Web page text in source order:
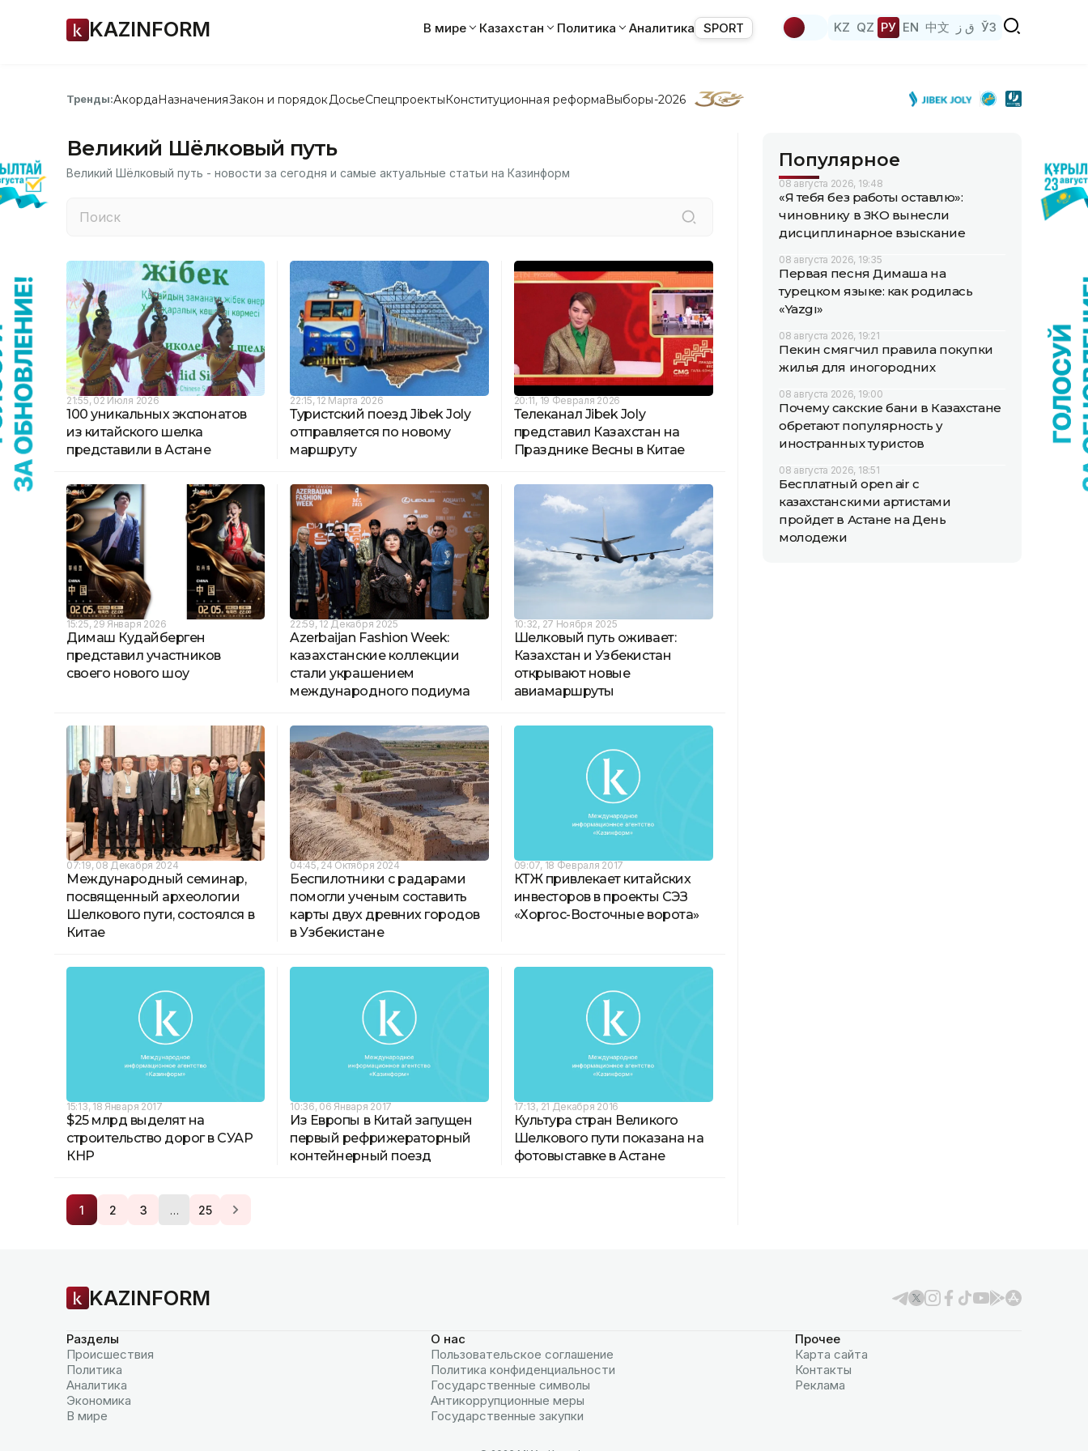
KAZINFORM В мире Казахстан Политика Аналитика SPORT KZ QZ РУ EN 中文 ق ز ЎЗ
Тренды:АкордаНазначенияЗакон и порядок ДосьеСпецпроектыКонституционная реформаВыборы-2026
Великий Шёлковый путь
Великий Шёлковый путь - новости за сегодня и самые актуальные статьи на Казинформ
21:55, 02 Июля 2026
100 уникальных экспонатов
из китайского шелка
представили в Астане
22:15, 12 Марта 2026
Туристский поезд Jibek Joly
отправляется по новому
маршруту
20:11, 19 Февраля 2026
Телеканал Jibek Joly
представил Казахстан на
Празднике Весны в Китае
15:25, 29 Января 2026
Димаш Кудайберген
представил участников
своего нового шоу
22:59, 12 Декабря 2025
Azerbaijan Fashion Week:
казахстанские коллекции
стали украшением
международного подиума
10:32, 27 Ноября 2025
Шелковый путь оживает:
Казахстан и Узбекистан
открывают новые
авиамаршруты
07:19, 08 Декабря 2024
Международный семинар,
посвященный археологии
Шелкового пути, состоялся в
Китае
04:45, 24 Октября 2024
Беспилотники с радарами
помогли ученым составить
карты двух древних городов
в Узбекистане
09:07, 18 Февраля 2017
КТЖ привлекает китайских
инвесторов в проекты СЭЗ
«Хоргос-Восточные ворота»
15:13, 18 Января 2017
$25 млрд выделят на
строительство дорог в СУАР
КНР
10:36, 06 Января 2017
Из Европы в Китай запущен
первый рефрижераторный
контейнерный поезд
17:13, 21 Декабря 2016
Культура стран Великого
Шелкового пути показана на
фотовыставке в Астане
1 2 3 … 25
Популярное
08 августа 2026, 19:48
«Я тебя без работы оставлю»:
чиновнику в ЗКО вынесли
дисциплинарное взыскание
08 августа 2026, 19:35
Первая песня Димаша на
турецком языке: как родилась
«Yazgı»
08 августа 2026, 19:21
Пекин смягчил правила покупки
жилья для иногородних
08 августа 2026, 19:00
Почему сакские бани в Казахстане
обретают популярность у
иностранных туристов
08 августа 2026, 18:51
Бесплатный open air с
казахстанскими артистами
пройдет в Астане на День
молодежи
KAZINFORM
Разделы
Происшествия
Политика
Аналитика
Экономика
В мире
О нас
Пользовательское соглашение
Политика конфиденциальности
Государственные символы
Антикоррупционные меры
Государственные закупки
Прочее
Карта сайта
Контакты
Реклама